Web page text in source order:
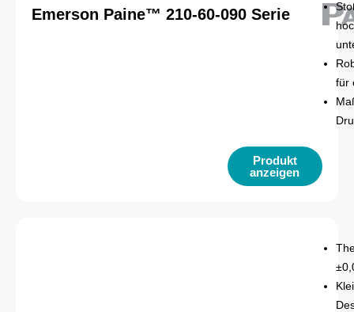
Emerson Paine™ 210-60-090 Serie
für
Produkt
anzeigen